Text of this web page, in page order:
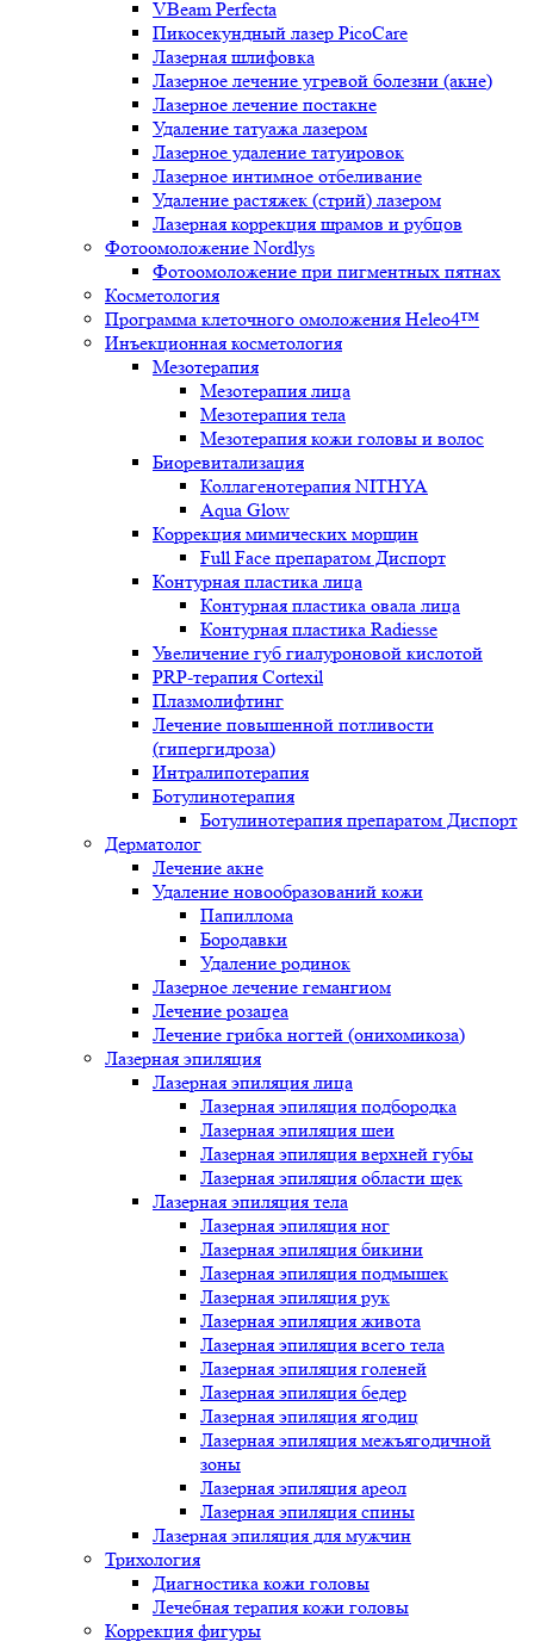
VBeam Perfecta
Пикосекундный лазер PicoCare
Лазерная шлифовка
Лазерное лечение угревой болезни (акне)
Лазерное лечение постакне
Удаление татуажа лазером
Лазерное удаление татуировок
Лазерное интимное отбеливание
Удаление растяжек (стрий) лазером
Лазерная коррекция шрамов и рубцов
Фотоомоложение Nordlys
Фотоомоложение при пигментных пятнах
Косметология
Программа клеточного омоложения Heleo4™
Инъекционная косметология
Мезотерапия
Мезотерапия лица
Мезотерапия тела
Мезотерапия кожи головы и волос
Биоревитализация
Коллагенотерапия NITHYA
Aqua Glow
Коррекция мимических морщин
Full Face препаратом Диспорт
Контурная пластика лица
Контурная пластика овала лица
Контурная пластика Radiesse
Увеличение губ гиалуроновой кислотой
PRP-терапия Cortexil
Плазмолифтинг
Лечение повышенной потливости
(гипергидроза)
Интралипотерапия
Ботулинотерапия
Ботулинотерапия препаратом Диспорт
Дерматолог
Лечение акне
Удаление новообразований кожи
Папиллома
Бородавки
Удаление родинок
Лазерное лечение гемангиом
Лечение розацеа
Лечение грибка ногтей (онихомикоза)
Лазерная эпиляция
Лазерная эпиляция лица
Лазерная эпиляция подбородка
Лазерная эпиляция шеи
Лазерная эпиляция верхней губы
Лазерная эпиляция области щек
Лазерная эпиляция тела
Лазерная эпиляция ног
Лазерная эпиляция бикини
Лазерная эпиляция подмышек
Лазерная эпиляция рук
Лазерная эпиляция живота
Лазерная эпиляция всего тела
Лазерная эпиляция голеней
Лазерная эпиляция бедер
Лазерная эпиляция ягодиц
Лазерная эпиляция межъягодичной
зоны
Лазерная эпиляция ареол
Лазерная эпиляция спины
Лазерная эпиляция для мужчин
Трихология
Диагностика кожи головы
Лечебная терапия кожи головы
Коррекция фигуры